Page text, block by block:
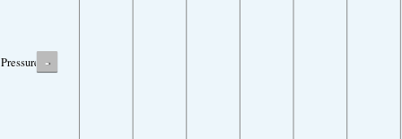
Pressure -